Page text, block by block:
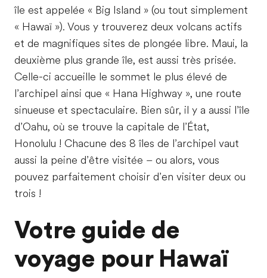
île est appelée « Big Island » (ou tout simplement
« Hawaï »). Vous y trouverez deux volcans actifs
et de magnifiques sites de plongée libre. Maui, la
deuxième plus grande île, est aussi très prisée.
Celle-ci accueille le sommet le plus élevé de
l’archipel ainsi que « Hana Highway », une route
sinueuse et spectaculaire. Bien sûr, il y a aussi l’île
d’Oahu, où se trouve la capitale de l’État,
Honolulu ! Chacune des 8 îles de l’archipel vaut
aussi la peine d’être visitée – ou alors, vous
pouvez parfaitement choisir d’en visiter deux ou
trois !
Votre guide de
voyage pour Hawaï